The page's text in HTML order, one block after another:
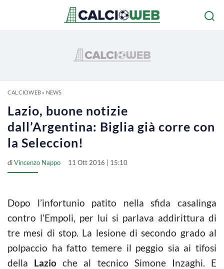
CALCIOWEB» NEWS
Lazio, buone notizie
dall’Argentina: Biglia già corre con
la Seleccion!
diVincenzo Nappo 11 Ott 2016 | 15:10
Dopo l’infortunio patito nella sfida casalinga
contro l’Empoli, per lui si parlava addirittura di
tre mesi di stop. La lesione di secondo grado al
polpaccio ha fatto temere il peggio sia ai tifosi
della Lazio che al tecnico Simone Inzaghi. E